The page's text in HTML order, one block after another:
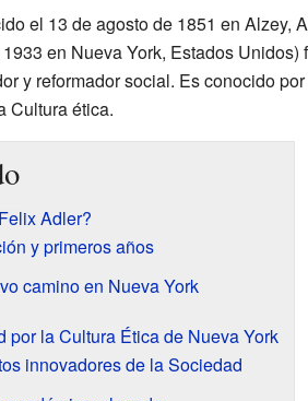
el 13 de agosto de 1851 en Alzey,
en Nueva York, Estados Unidos)
y reformador social. Es conocido
Cultura ética.
Adler?
y primeros años
camino en Nueva York
por la Cultura Ética de Nueva York
innovadores de la Sociedad